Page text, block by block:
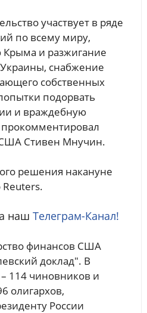
участвует в ряде
по всему миру,
и разжигание
снабжение
собственных
подорвать
и враждебную
прокомментировал
Стивен Мнучин.
решения накануне
Reuters.
наш Телеграм-Канал!
финансов США
доклад". В
114 чиновников и
олигархов,
России